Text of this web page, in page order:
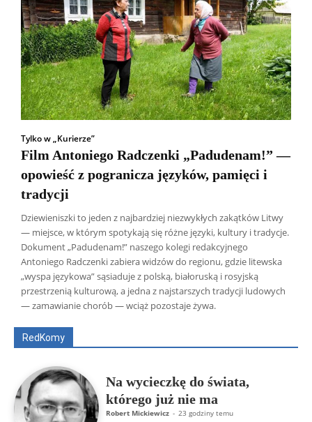
Tylko w „Kurierze”
Film Antoniego Radczenki „Padudenam!” —
opowieść z pogranicza języków, pamięci i
tradycji
Dziewieniszki to jeden z najbardziej niezwykłych zakątków Litwy
— miejsce, w którym spotykają się różne języki, kultury i tradycje.
Dokument „Padudenam!” naszego kolegi redakcyjnego
Antoniego Radczenki zabiera widzów do regionu, gdzie litewska
„wyspa językowa” sąsiaduje z polską, białoruską i rosyjską
przestrzenią kulturową, a jedna z najstarszych tradycji ludowych
— zamawianie chorób — wciąż pozostaje żywa.
RedKomy
Wszyscy Aleksander Borowik
Antoni Radczenko
Artur Płokszto
Grzegorz Górny
ks. Jarosław Wąsowicz SDB
Na wycieczkę do świata,
którego już nie ma
Robert Mickiewicz - 23 godziny temu